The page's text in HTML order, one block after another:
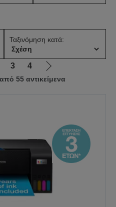
Ταξινόμηση κατά:
3 4
Μετάβαση
στην
55 αντικείμενα